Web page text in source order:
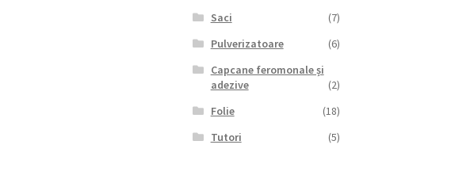
Saci
(7)
Pulverizatoare
(6)
Capcane feromonale și
adezive
(2)
Folie
(18)
Tutori
(5)